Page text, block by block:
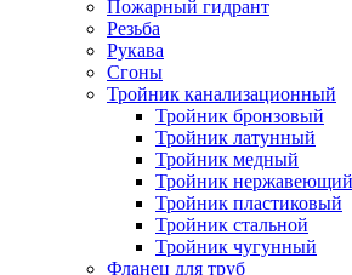
Пожарный гидрант
Резьба
Рукава
Сгоны
Тройник канализационный
Тройник бронзовый
Тройник латунный
Тройник медный
Тройник нержавеющий
Тройник пластиковый
Тройник стальной
Тройник чугунный
Фланец для труб